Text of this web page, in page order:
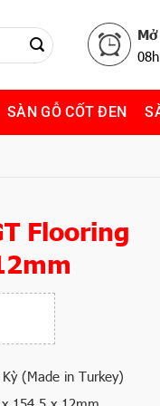
SÀN GỖ CỐT ĐEN
Flooring
(Made in Turkey)